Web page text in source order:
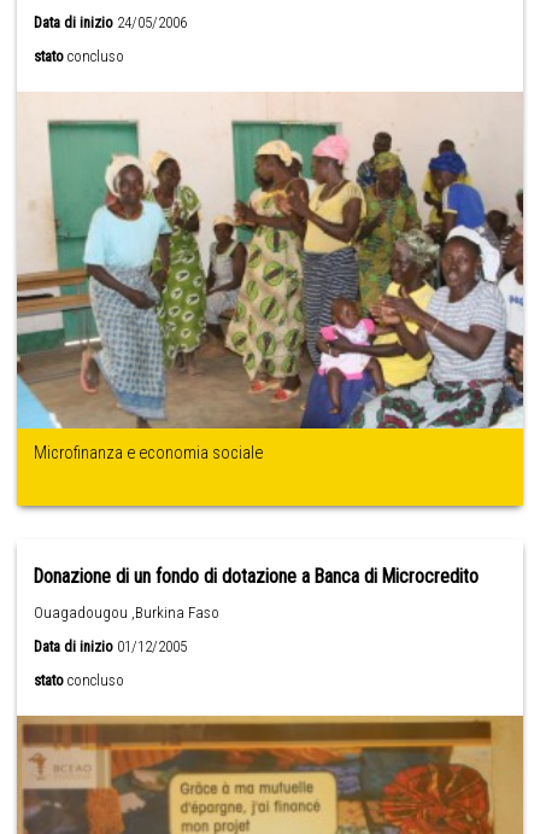
Data di inizio 24/05/2006
stato concluso
Microfinanza e economia sociale
Donazione di un fondo di dotazione a Banca di Microcredito
Ouagadougou ,Burkina Faso
Data di inizio 01/12/2005
stato concluso